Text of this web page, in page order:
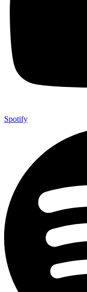
Spotify